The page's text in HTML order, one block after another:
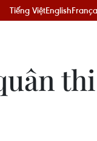
Tiếng ViệtEnglish